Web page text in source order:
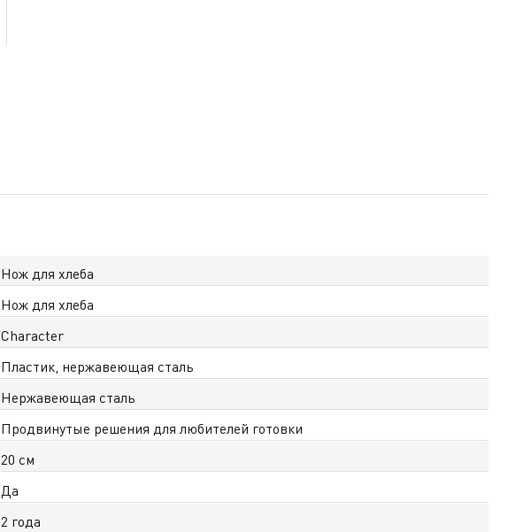
Нож для хлеба
Нож для хлеба
Character
Пластик, нержавеющая сталь
Нержавеющая сталь
Продвинутые решения для любителей готовки
20 см
Да
2 года